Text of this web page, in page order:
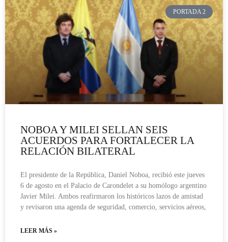
PORTADA 2
NOBOA Y MILEI SELLAN SEIS
ACUERDOS PARA FORTALECER LA
RELACIÓN BILATERAL
El presidente de la República, Daniel Noboa, recibió este jueves
6 de agosto en el Palacio de Carondelet a su homólogo argentino
Javier Milei. Ambos reafirmaron los históricos lazos de amistad
y revisaron una agenda de seguridad, comercio, servicios aéreos,
LEER MÁS »